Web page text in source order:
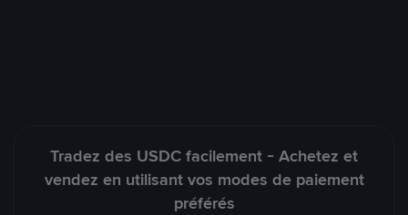
Tradez des USDC facilement - Achetez et
vendez en utilisant vos modes de paiement
préférés